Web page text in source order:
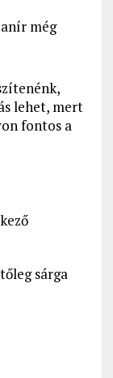
még
lehet, mert
fontos a
sárga